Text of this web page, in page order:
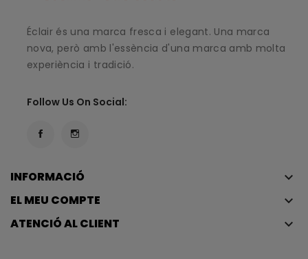
Éclair és una marca fresca i elegant. Una marca
nova, però amb l'essència d'una marca amb molta
experiència i tradició.
Follow Us On Social:
INFORMACIÓ keyboard_arrow_down
EL MEU COMPTE keyboard_arrow_down
ATENCIÓ AL CLIENT keyboard_arrow_down